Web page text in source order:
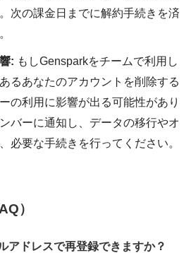
次の課金日までに解約手続きを済
: もしGensparkをチームで利用し
るあなたのアカウントを削除する
の利用に影響が出る可能性があり
バーに通知し、データの移行やオ
必要な手続きを行ってください。
）
アドレスで再登録できますか？